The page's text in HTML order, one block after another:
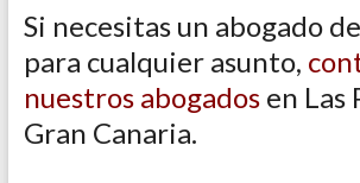
Si necesitas un abogado
para cualquier asunto,
nuestros abogadosen Las
Gran Canaria.